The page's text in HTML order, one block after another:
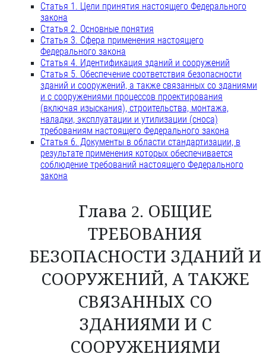
Статья 1. Цели принятия настоящего Федерального
закона
Статья 2. Основные понятия
Статья 3. Сфера применения настоящего
Федерального закона
Статья 4. Идентификация зданий и сооружений
Статья 5. Обеспечение соответствия безопасности
зданий и сооружений, а также связанных со зданиями
и с сооружениями процессов проектирования
(включая изыскания), строительства, монтажа,
наладки, эксплуатации и утилизации (сноса)
требованиям настоящего Федерального закона
Статья 6. Документы в области стандартизации, в
результате применения которых обеспечивается
соблюдение требований настоящего Федерального
закона
Глава 2. ОБЩИЕ
ТРЕБОВАНИЯ
БЕЗОПАСНОСТИ ЗДАНИЙ И
СООРУЖЕНИЙ, А ТАКЖЕ
СВЯЗАННЫХ СО
ЗДАНИЯМИ И С
СООРУЖЕНИЯМИ